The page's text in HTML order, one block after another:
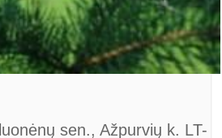
sen., Ažpurvių k. LT-